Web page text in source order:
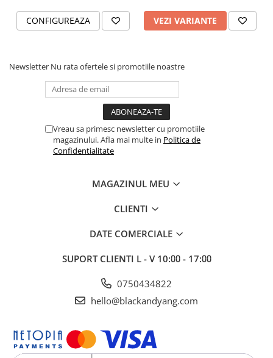
CONFIGUREAZA VEZI VARIANTE
Newsletter Nu rata ofertele si promotiile noastre
Vreau sa primesc newsletter cu promotiile
magazinului. Afla mai multe in Politica de
Confidentialitate
MAGAZINUL MEU
CLIENTI
DATE COMERCIALE
SUPORT CLIENTI L - V 10:⩇⩇ - 17:⩇⩇
0750434822
hello@blackandyang.com